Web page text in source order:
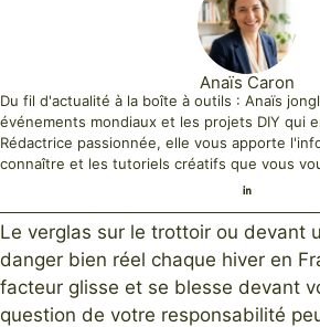
Anaïs Caron
Du fil d'actualité à la boîte à outils : Anaïs
événements mondiaux et les projets DIY qui
Rédactrice passionnée, elle vous apporte
connaître et les tutoriels créatifs que vous
Le verglas sur le trottoir ou devant
danger bien réel chaque hiver en
facteur glisse et se blesse devant
question de votre responsabilité